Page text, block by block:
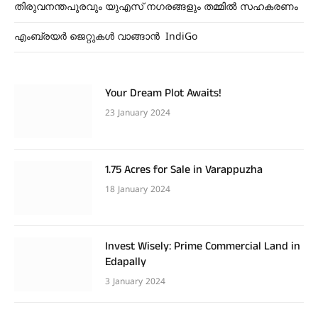
തിരുവനന്തപുരവും യുഎസ് നഗരങ്ങളും തമ്മിൽ സഹകരണം
എംബ്രയർ ജെറ്റുകൾ വാങ്ങാൻ IndiGo
Your Dream Plot Awaits!
23 January 2024
1.75 Acres for Sale in Varappuzha
18 January 2024
Invest Wisely: Prime Commercial Land in
Edapally
3 January 2024